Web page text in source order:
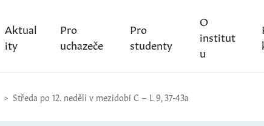
Aktual
ity
Pro
uchazeče
Pro
studenty
O
institut
u
Středa po 12. neděli v mezidobí C – L 9, 37-43a